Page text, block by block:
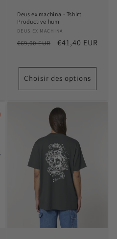
Deus ex machina - Tshirt
Productive hum
Distributeur :
DEUS EX MACHINA
Prix
€69,00 EUR
Prix
€41,40 EUR
Choisir des options